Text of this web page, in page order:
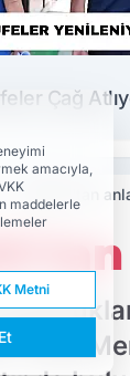
Çağ
KAÇOK'tan
Yaza
amacıyla,
maddelerle
Metni